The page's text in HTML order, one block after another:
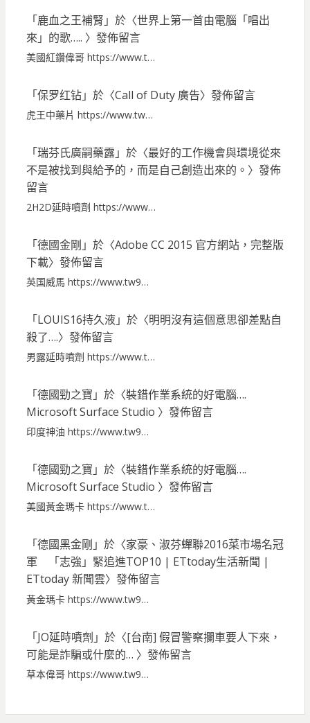
「鹿血之王補腎 」於〈世界上第一首由電腦「唱出
來」的歌….. 〉發佈留言
美國紅鑽偉哥 https://www.t…
「保罗红钻」於〈Call of Duty 廣告〉發佈留言
虎王中藥片 https://www.tw…
「瑞芬氏廣嗣藥露」於〈最好的工作機會與環境從來
不是被找到與給予的，而是自己創造出來的。 〉發佈
留言
2H2D延時噴劑 https://www…
「德國金剛 」於〈Adobe CC 2015 官方網站，完整版
下載〉發佈留言
英国威馬 https://www.tw9…
「LOUIS16持久液」於〈明明沒有這個意思卻差點自
殺了….〉發佈留言
男露延時噴劑 https://www.t…
「德國勁之寶 」於〈裝錯作業系統的好電腦….
Microsoft Surface Studio 〉發佈留言
印度神油 https://www.tw9…
「德國勁之寶 」於〈裝錯作業系統的好電腦….
Microsoft Surface Studio 〉發佈留言
美國黃金瑪卡 https://www.t…
「德國黑金剛 」於〈家豪、淑芬蟬聯2016菜市場名冠
軍 「志強」緊追進TOP10 | ETtoday生活新聞 |
ETtoday 新聞雲〉發佈留言
黃金瑪卡 https://www.tw9…
「JO延時噴劑 」於〈[台南] 假冒警察攔車要人下來，
可能是詐騙或什麼的… 〉發佈留言
草本偉哥 https://www.tw9…